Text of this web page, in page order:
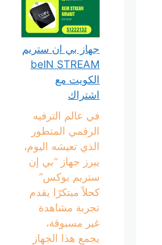
جهاز بي ان ستريم
beIN STREAM
الكويت مع
اشتراك
في عالم الترفيه
الرقمي المتطور
الذي تعيشه اليوم،
يبرز جهاز “بي إن
ستريم بوكس”
كحلاً مبتكرًا يقدم
تجربة مشاهدة
غير مسبوقة،
يجمع هذا الجهاز